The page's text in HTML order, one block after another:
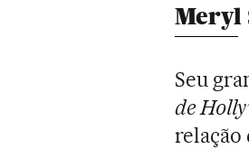
Meryl
Seu
de
relação